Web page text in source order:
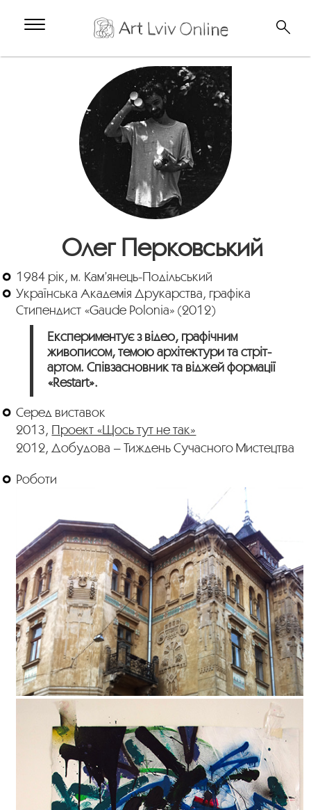
Олег Перковський
1984 рік, м. Кам’янець-Подільський
Українська Академія Друкарства, графіка
Стипендист «Gaude Polonia» (2012)
Експериментує з відео, графічним
живописом, темою архітектури та стріт-
артом. Співзасновник та віджей формації
«Restart».
Серед виставок
2013, Проект «Щось тут не так»
2012, Добудова – Тиждень Сучасного Мистецтва
Роботи